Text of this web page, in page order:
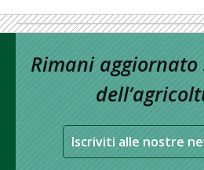
Rimani
Iscriviti alle nostre